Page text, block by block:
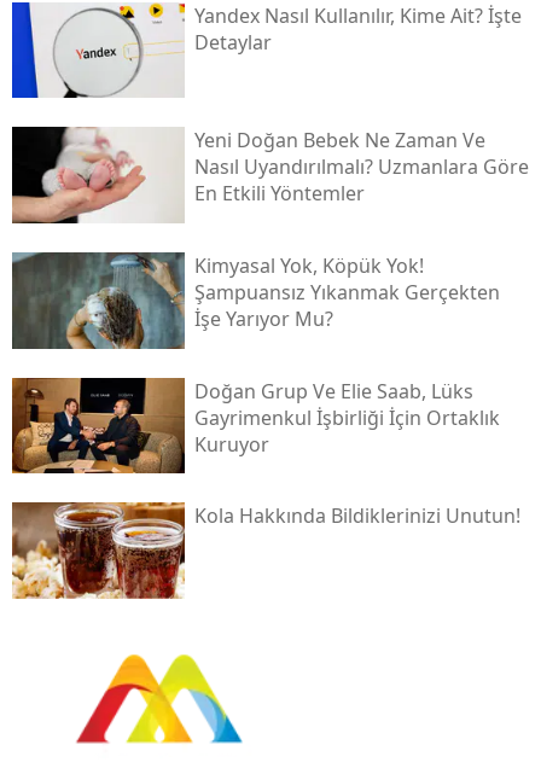
Yandex Nasıl Kullanılır, Kime Ait? İşte
Detaylar
Yeni Doğan Bebek Ne Zaman Ve
Nasıl Uyandırılmalı? Uzmanlara Göre
En Etkili Yöntemler
Kimyasal Yok, Köpük Yok!
Şampuansız Yıkanmak Gerçekten
İşe Yarıyor Mu?
Doğan Grup Ve Elie Saab, Lüks
Gayrimenkul İşbirliği İçin Ortaklık
Kuruyor
Kola Hakkında Bildiklerinizi Unutun!